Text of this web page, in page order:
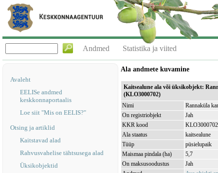
Andmed Statistika ja viited
Avaleht
EELISe andmed
keskkonnaportaalis
Loe siit "Mis on EELIS?"
Otsing ja artiklid
Kaitstavad alad
Rahvusvahelise tähtsusega alad
Üksikobjektid
Ala andmete kuvamine
Kaitsealune ala või üksikobjekt:
(KLO3000702)
Nimi
Rannaküla
On registriobjekt
Jah
KKR kood
KLO3000702
Ala staatus
kaitsealune
Tüüp
püsielupaik
Maismaa pindala (ha)
5,7
On maksusoodustus
Jah